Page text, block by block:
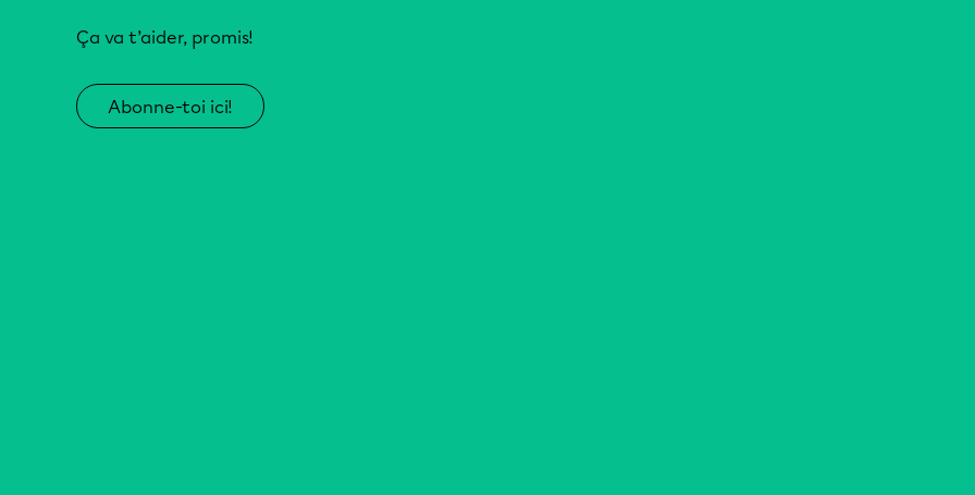
Ça va t’aider, promis!
Abonne-toi ici!